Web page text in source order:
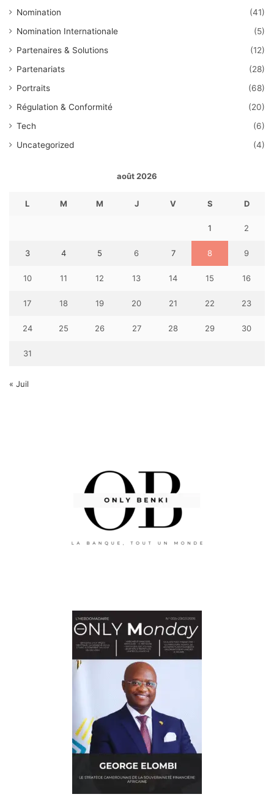
Nomination
(41)
Nomination Internationale
(5)
Partenaires & Solutions
(12)
Partenariats
(28)
Portraits
(68)
Régulation & Conformité
(20)
Tech
(6)
Uncategorized
(4)
août 2026
L M M J V S D
1 2
3 4 5 6 7 8 9
10 11 12 13 14 15 16
17 18 19 20 21 22 23
24 25 26 27 28 29 30
31
« Juil